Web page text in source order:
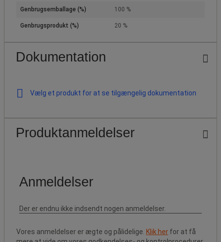
Genbrugsemballage (%) 100 %
Genbrugsprodukt (%) 20 %
Dokumentation
Vælg et produkt for at se tilgængelig dokumentation
Produktanmeldelser
Vores anmeldelser er ægte og pålidelige. Klik her for at få